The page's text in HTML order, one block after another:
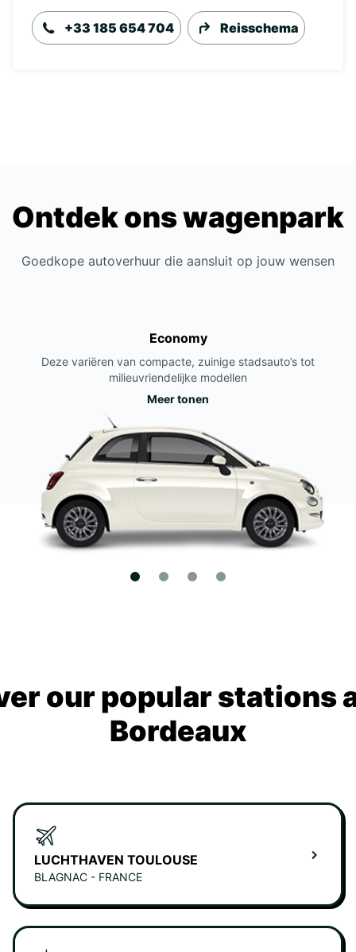
+33 185 654 704 Reisschema
Ontdek ons wagenpark
Goedkope autoverhuur die aansluit op jouw wensen
Economy
Deze variëren van compacte, zuinige stadsauto’s tot
milieuvriendelijke modellen
Meer tonen
our popular stations
Bordeaux
LUCHTHAVEN TOULOUSE
BLAGNAC - FRANCE